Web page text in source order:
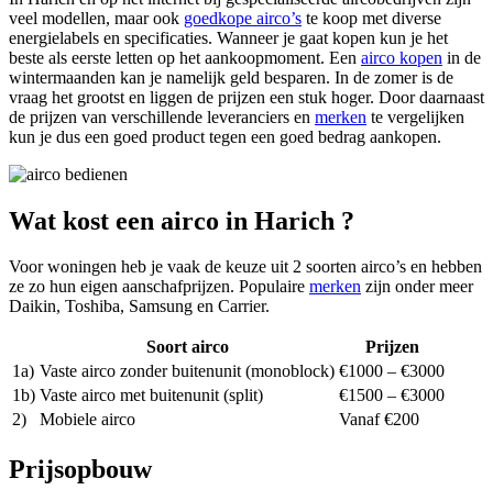
veel modellen, maar ook goedkope airco’s te koop met diverse
energielabels en specificaties. Wanneer je gaat kopen kun je het
beste als eerste letten op het aankoopmoment. Een airco kopen in de
wintermaanden kan je namelijk geld besparen. In de zomer is de
vraag het grootst en liggen de prijzen een stuk hoger. Door daarnaast
de prijzen van verschillende leveranciers en merken te vergelijken
kun je dus een goed product tegen een goed bedrag aankopen.
Wat kost een airco in Harich ?
Voor woningen heb je vaak de keuze uit 2 soorten airco’s en hebben
ze zo hun eigen aanschafprijzen. Populaire merken zijn onder meer
Daikin, Toshiba, Samsung en Carrier.
Soort airco
Prijzen
1a) Vaste airco zonder buitenunit (monoblock) €1000 – €3000
1b) Vaste airco met buitenunit (split)
€1500 – €3000
2)
Mobiele airco Vanaf €200
Prijsopbouw